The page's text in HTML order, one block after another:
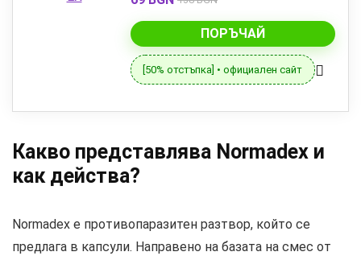
ПОРЪЧАЙ
[50% отстъпка] • официален сайт
Какво представлява Normadex и
как действа?
Normadex е противопаразитен разтвор, който се
предлага в капсули. Направено на базата на смес от